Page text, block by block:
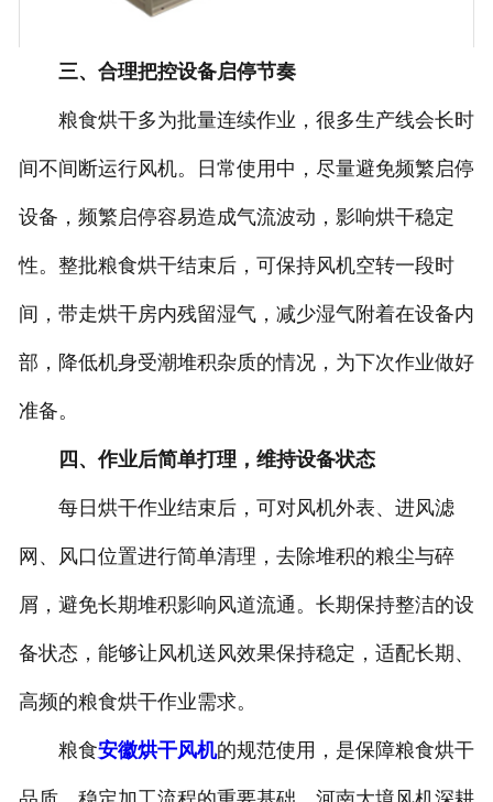
三、合理把控设备启停节奏
粮食烘干多为批量连续作业，很多生产线会长时
间不间断运行风机。日常使用中，尽量避免频繁启停
设备，频繁启停容易造成气流波动，影响烘干稳定
性。整批粮食烘干结束后，可保持风机空转一段时
间，带走烘干房内残留湿气，减少湿气附着在设备内
部，降低机身受潮堆积杂质的情况，为下次作业做好
准备。
四、作业后简单打理，维持设备状态
每日烘干作业结束后，可对风机外表、进风滤
网、风口位置进行简单清理，去除堆积的粮尘与碎
屑，避免长期堆积影响风道流通。长期保持整洁的设
备状态，能够让风机送风效果保持稳定，适配长期、
高频的粮食烘干作业需求。
粮食安徽烘干风机的规范使用，是保障粮食烘干